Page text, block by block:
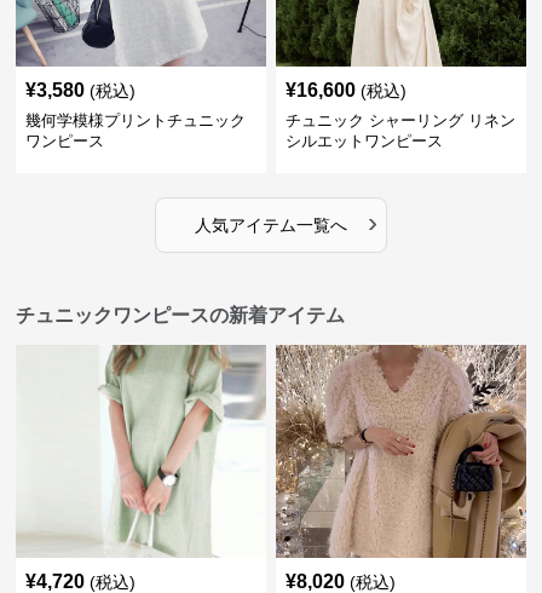
¥3,580 (税込)
幾何学模様プリントチュニック
ワンピース
¥16,600 (税込)
チュニック シャーリング リネン
シルエットワンピース
人気アイテム一覧へ ›
チュニックワンピースの新着アイテム
¥4,720 (税込) ¥8,020 (税込)